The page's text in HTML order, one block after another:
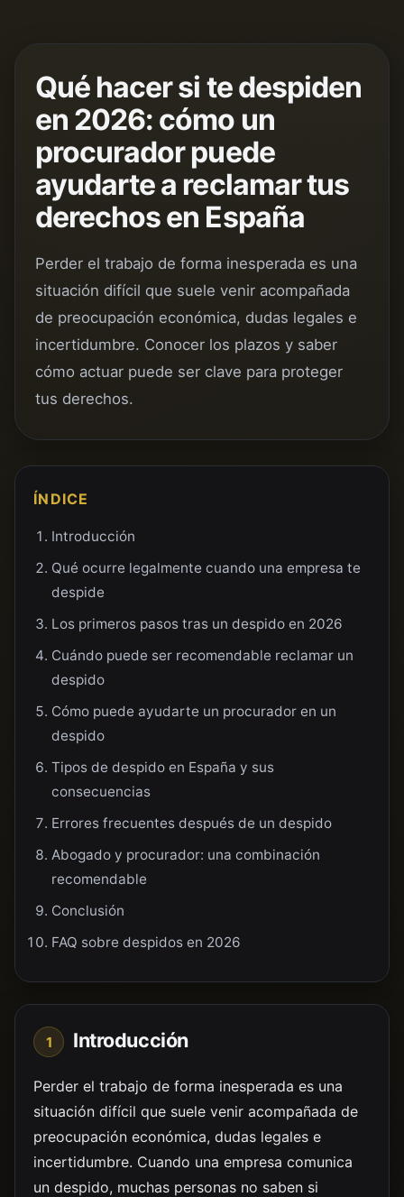
Qué hacer si te despiden
en 2026: cómo un
procurador puede
ayudarte a reclamar tus
derechos en España
Perder el trabajo de forma inesperada es una
situación difícil que suele venir acompañada
de preocupación económica, dudas legales e
incertidumbre. Conocer los plazos y saber
cómo actuar puede ser clave para proteger
tus derechos.
ÍNDICE
Introducción
Qué ocurre legalmente cuando una empresa te
despide
Los primeros pasos tras un despido en 2026
Cuándo puede ser recomendable reclamar un
despido
Cómo puede ayudarte un procurador en un
despido
Tipos de despido en España y sus
consecuencias
Errores frecuentes después de un despido
Abogado y procurador: una combinación
recomendable
Conclusión
FAQ sobre despidos en 2026
1 Introducción
Perder el trabajo de forma inesperada es una
situación difícil que suele venir acompañada de
preocupación económica, dudas legales e
incertidumbre. Cuando una empresa comunica
un despido, muchas personas no saben si